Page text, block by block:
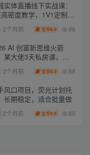
实体直播线下实战课：
密度教学，1V1定制货
术快速实现同城爆店
2个月前 宝币9.9 96
AI 创富新思维火箭
某大佬3天私房课，一
司实体获客商机洞察
2个月前 宝币9.9 88
风口项目，荧光计划托
长期稳定，适合批量做
2个月前 宝币9.9 80